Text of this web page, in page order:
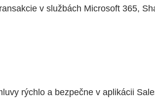
v službách Microsoft 365,
rýchlo a bezpečne v aplikácii